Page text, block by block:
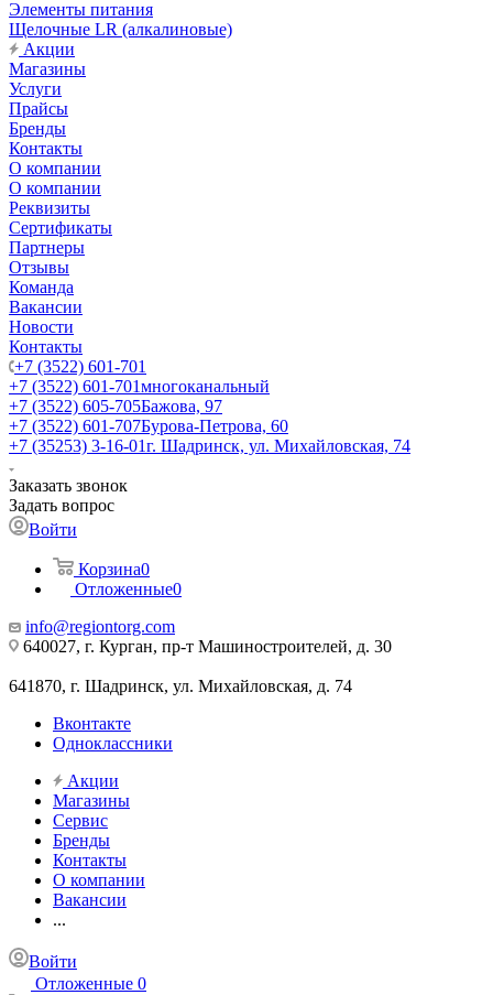
Элементы питания
Щелочные LR (алкалиновые)
Акции
Магазины
Услуги
Прайсы
Бренды
Контакты
О компании
О компании
Реквизиты
Сертификаты
Партнеры
Отзывы
Команда
Вакансии
Новости
Контакты
+7 (3522) 601-701
+7 (3522) 601-701многоканальный
+7 (3522) 605-705Бажова, 97
+7 (3522) 601-707Бурова-Петрова, 60
+7 (35253) 3-16-01г. Шадринск, ул. Михайловская, 74
Заказать звонок
Задать вопрос
Войти
Корзина0
Отложенные0
info@regiontorg.com
640027, г. Курган, пр-т Машиностроителей, д. 30
641870, г. Шадринск, ул. Михайловская, д. 74
Вконтакте
Одноклассники
Акции
Магазины
Сервис
Бренды
Контакты
О компании
Вакансии
...
Войти
Отложенные 0